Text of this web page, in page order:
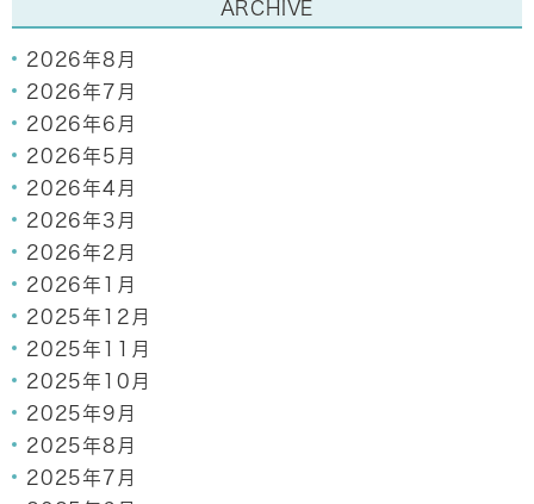
ARCHIVE
2026年8月
2026年7月
2026年6月
2026年5月
2026年4月
2026年3月
2026年2月
2026年1月
2025年12月
2025年11月
2025年10月
2025年9月
2025年8月
2025年7月